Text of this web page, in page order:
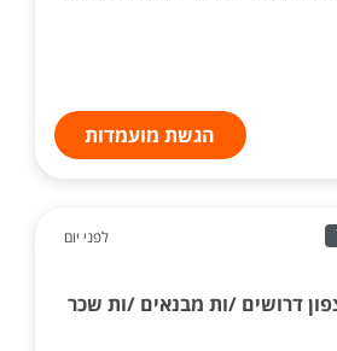
הגשת מועמדות
לפני יום
דרושים /ות מבנאים /ות שכר